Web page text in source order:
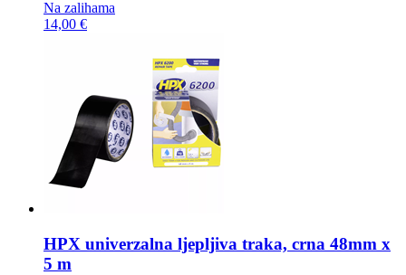
Na zalihama
14,00 €
HPX univerzalna ljepljiva traka, crna 48mm x
5 m